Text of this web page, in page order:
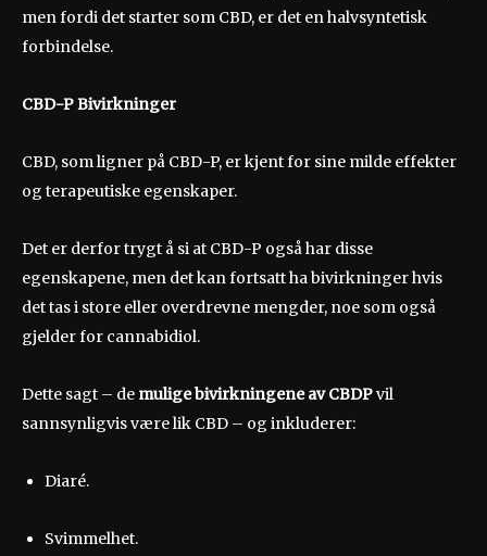
men fordi det starter som CBD, er det en halvsyntetisk
forbindelse.
CBD-P Bivirkninger
CBD, som ligner på CBD-P, er kjent for sine milde effekter
og terapeutiske egenskaper.
Det er derfor trygt å si at CBD-P også har disse
egenskapene, men det kan fortsatt ha bivirkninger hvis
det tas i store eller overdrevne mengder, noe som også
gjelder for cannabidiol.
Dette sagt – de mulige bivirkningene av CBDPvil
sannsynligvis være lik CBD – og inkluderer:
Diaré.
Svimmelhet.